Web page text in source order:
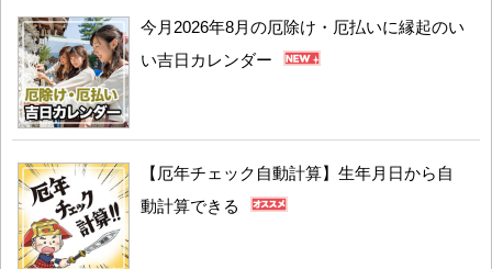
今月2026年8月の厄除け・厄払いに縁起のい
い吉日カレンダー
【厄年チェック自動計算】生年月日から自
動計算できる